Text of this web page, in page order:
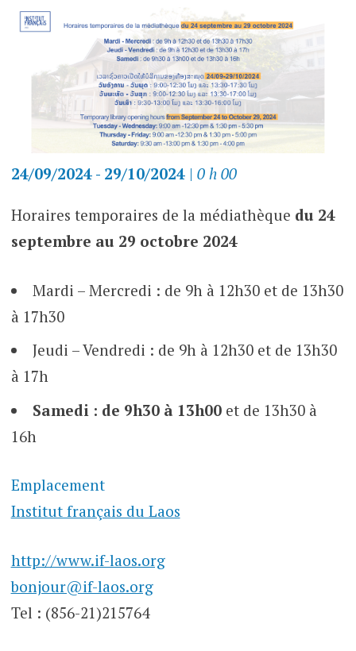
24/09/2024 - 29/10/2024| 0 h 00
Horaires temporaires de la médiathèque du 24
septembre au 29 octobre 2024
Mardi – Mercredi : de 9h à 12h30 et de 13h30
à 17h30
Jeudi – Vendredi : de 9h à 12h30 et de 13h30
à 17h
Samedi : de 9h30 à 13h00et de 13h30 à
16h
Emplacement
Institut français du Laos
http://www.if-laos.org
bonjour@if-laos.org
Tel : (856-21)215764